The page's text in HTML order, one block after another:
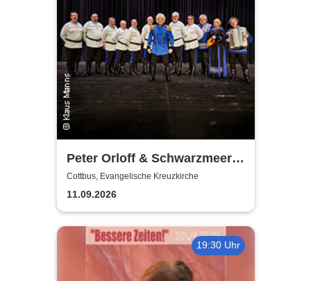
Peter Orloff & Schwarzmeer
Kosaken-Chor - Das
Wolgalied
Cottbus, Evangelische Kreuzkirche
11.09.2026
19:30 Uhr